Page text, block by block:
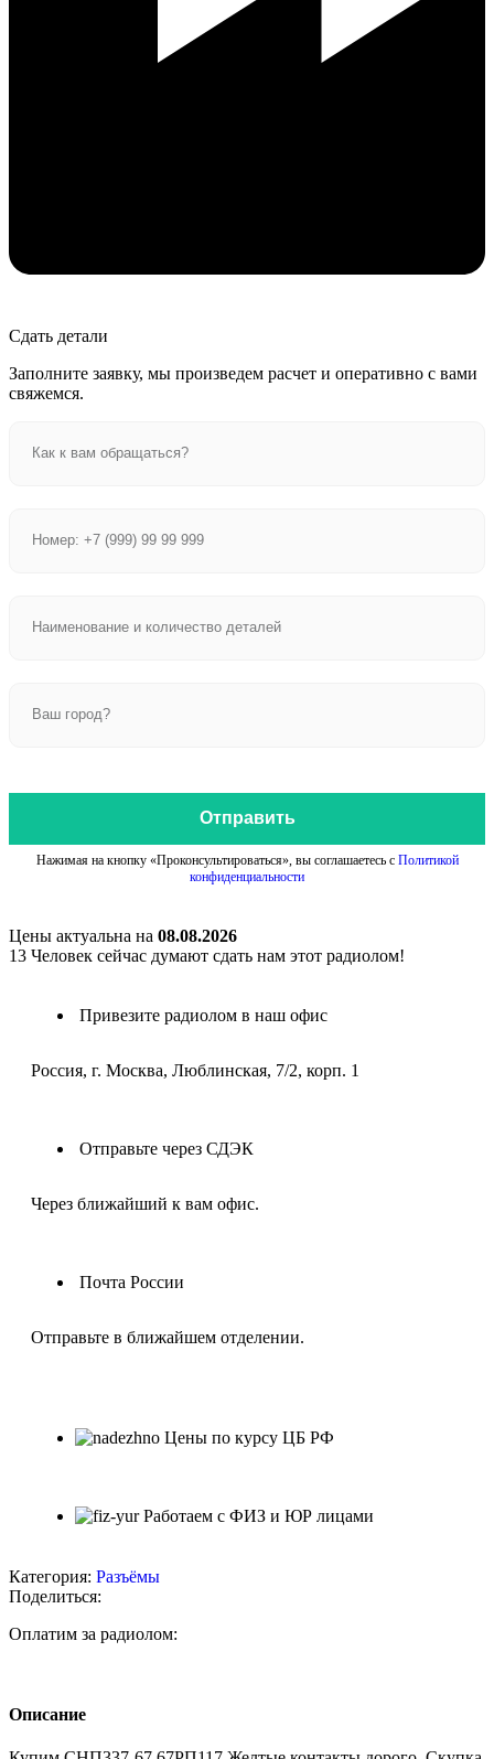
Сдать детали
Заполните заявку, мы произведем расчет и оперативно с вами
свяжемся.
Отправить
Нажимая на кнопку «Проконсультироваться», вы соглашаетесь с Политикой
конфиденциальности
Цены актуальна на 08.08.2026
13 Человек сейчас думают сдать нам этот радиолом!
Привезите радиолом в наш офис
Россия, г. Москва, Люблинская, 7/2, корп. 1
Отправьте через СДЭК
Через ближайший к вам офис.
Почта России
Отправьте в ближайшем отделении.
Цены по курсу ЦБ РФ
Работаем с ФИЗ и ЮР лицами
Категория: Разъёмы
Поделиться:
Оплатим за радиолом:
Описание